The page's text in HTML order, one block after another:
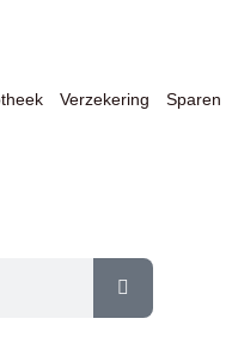
Verzekering Sparen